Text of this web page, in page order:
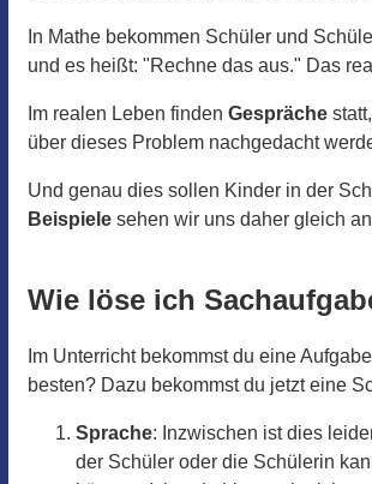
In Mathe bekommen Schüler und
und es heißt: "Rechne das aus." Das
Im realen Leben finden Gespräche
über dieses Problem nachgedacht
Und genau dies sollen Kinder in der
Beispiele sehen wir uns daher gleich
Wie löse ich
Im Unterricht bekommst du eine
besten? Dazu bekommst du jetzt eine
Sprache: Inzwischen ist dies
der Schüler oder die Schülerin